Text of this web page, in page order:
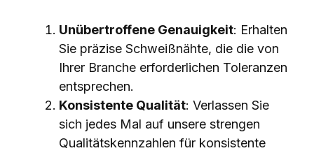
Unübertroffene Genauigkeit: Erhalten
Sie präzise Schweißnähte, die die von
Ihrer Branche erforderlichen Toleranzen
entsprechen.
Konsistente Qualität: Verlassen Sie
sich jedes Mal auf unsere strengen
Qualitätskennzahlen für konsistente